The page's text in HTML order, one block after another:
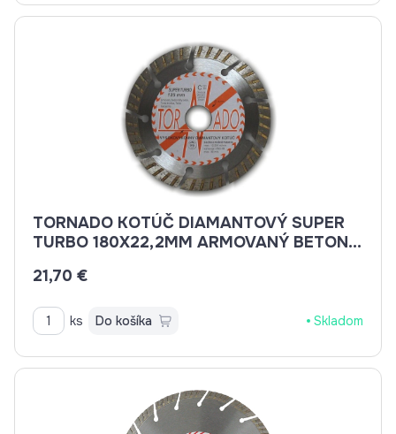
TORNADO KOTÚČ DIAMANTOVÝ SUPER
TURBO 180X22,2MM ARMOVANÝ BETON,
21,70 €
ks Do košíka Skladom